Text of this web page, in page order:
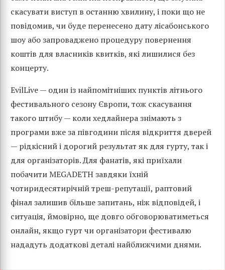
скасувати виступ в останню хвилину, і поки що не
повідомив, чи буде перенесено дату лісабонського
шоу або запроваджено процедуру повернення
коштів для власників квитків, які лишилися без
концерту.
EvilLive — один із найпомітніших пунктів літнього
фестивального сезону Європи, тож скасування
такого штибу — коли хедлайнера знімають з
програми вже за півгодини після відкриття дверей
— рідкісний і дорогий результат як для гурту, так і
для організаторів. Для фанатів, які приїхали
побачити MEGADETH завдяки їхній
чотиридесятирічній треш-репутації, раптовий
фінал залишив більше запитань, ніж відповідей, і
ситуація, ймовірно, ще довго обговорюватиметься
онлайн, якщо гурт чи організатори фестивалю
нададуть додаткові деталі найближчими днями.